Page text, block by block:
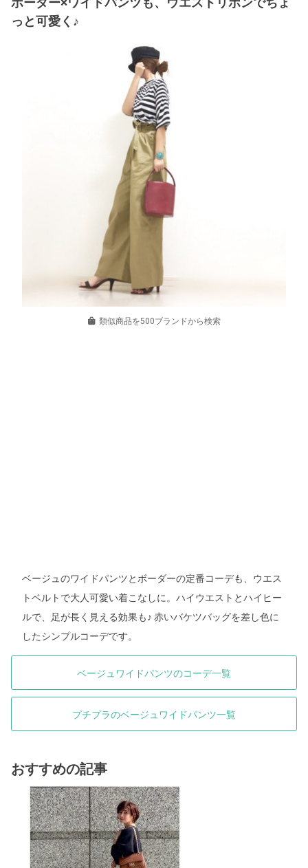
っと可愛く♪
類似商品を500ブランドから検索
ベージュのワイドパンツとボーダーの定番コーデも、ウエス
トベルトで大人可愛い着こなしに。ハイウエストとハイヒー
ルで、足が長く見える効果も♪ 赤いバケツバッグを差し色に
したシンプルコーデです。
ベージュワイドパンツのコーデ一覧
プチプラのベージュワイドパンツ一覧
おすすめの記事